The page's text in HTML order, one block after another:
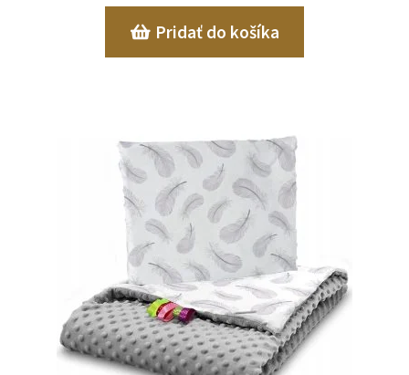
Pridať do košíka